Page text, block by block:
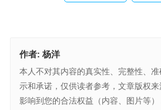
作者: 杨洋
本人不对其内容的真实性、完整性、
示和承诺，仅供读者参考，文章版权
影响到您的合法权益（内容、图片等